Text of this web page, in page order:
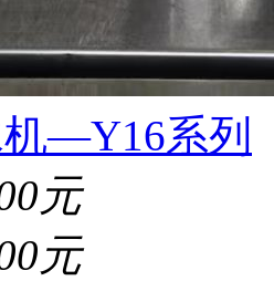
—Y16系列
元
元